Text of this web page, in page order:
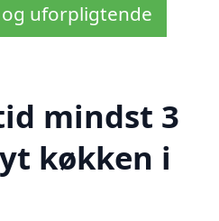
uforpligtende
mindst 3
køkken i